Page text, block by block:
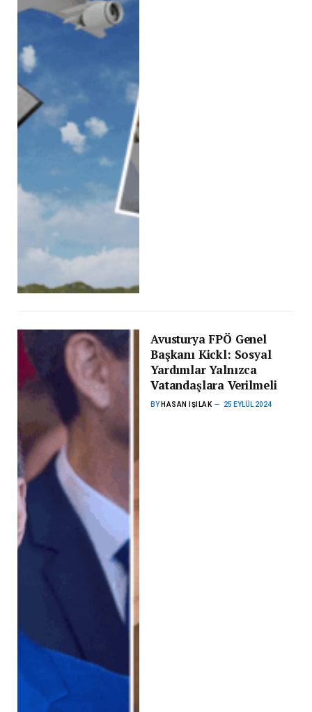
Avusturya FPÖ Genel
Başkanı Kickl: Sosyal
Yardımlar Yalnızca
Vatandaşlara Verilmeli
BY HASAN IŞILAK 25 EYLÜL 2024